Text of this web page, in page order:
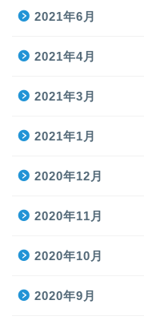
2021年6月
2021年4月
2021年3月
2021年1月
2020年12月
2020年11月
2020年10月
2020年9月